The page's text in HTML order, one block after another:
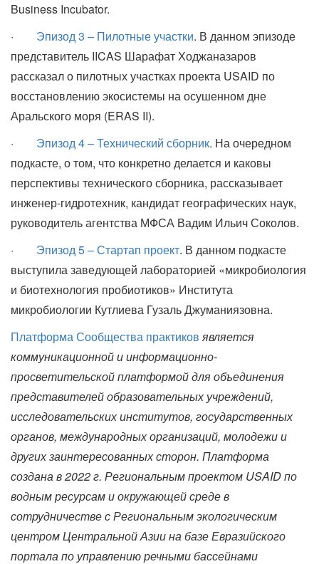
Business Incubator.
· Эпизод 3 – Пилотные участки. В данном эпизоде
представитель IICAS Шарафат Ходжаназаров
рассказал о пилотных участках проекта USAID по
восстановлению экосистемы на осушенном дне
Аральского моря (ERAS II).
· Эпизод 4 – Технический сборник. На очередном
подкасте, о том, что конкретно делается и каковы
перспективы технического сборника, рассказывает
инженер-гидротехник, кандидат географических наук,
руководитель агентства МФСА Вадим Ильич Соколов.
· Эпизод 5 – Стартап проект. В данном подкасте
выступила заведующей лабораторией «микробиология
и биотехнология пробиотиков» Института
микробиологии Кутлиева Гузаль Джуманиязовна.
Платформа Сообщества практиков является
коммуникационной и информационно-
просветительской платформой для объединения
представителей образовательных учреждений,
исследовательских институтов, государственных
органов, международных организаций, молодежи и
других заинтересованных сторон. Платформа
создана в 2022 г. Региональным проектом USAID по
водным ресурсам и окружающей среде в
сотрудничестве с Региональным экологическим
центром Центральной Азии на базе Евразийского
портала по управлению речными бассейнами